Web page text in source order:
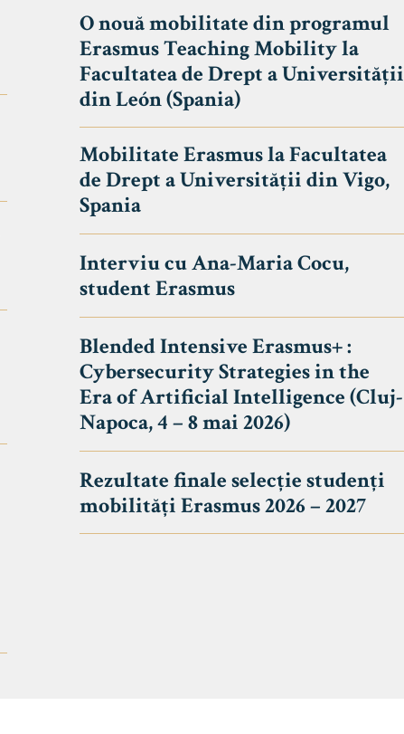
O nouă mobilitate din programul
Erasmus Teaching Mobility la
Facultatea de Drept a Universității
din León (Spania)
Mobilitate Erasmus la Facultatea
de Drept a Universității din Vigo,
Spania
Interviu cu Ana-Maria Cocu,
student Erasmus
Blended Intensive Erasmus+ :
Cybersecurity Strategies in the
Era of Artificial Intelligence (Cluj-
Napoca, 4 – 8 mai 2026)
Rezultate finale selecție studenți
mobilități Erasmus 2026 – 2027